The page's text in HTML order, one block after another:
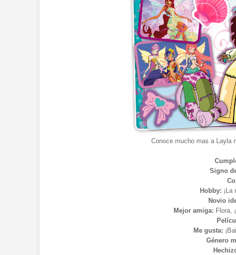
Conoce mucho mas a Layla
Signo
Hobby: ¡La
Novio
Mejor amiga: Flora,
Me gusta:
Género